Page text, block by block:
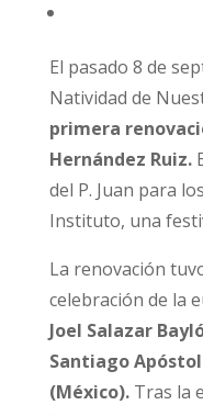
El pasado 8 de
Natividad de
primera
Hernández Ruiz.
del P. Juan para
Instituto, una
La renovación
celebración de la
Joel Salazar
Santiago
(México). Tras la